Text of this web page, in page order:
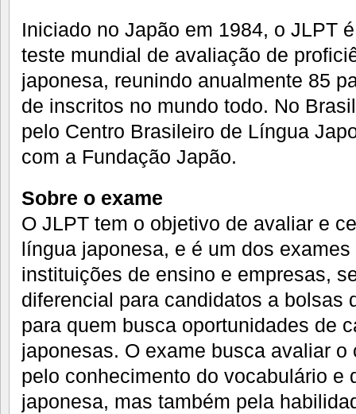
Iniciado no Japão em 1984, o JLPT
teste mundial de avaliação de
japonesa, reunindo anualmente 85
de inscritos no mundo todo. No
pelo Centro Brasileiro de Língua
com a Fundação Japão.
Sobre o exame
O JLPT tem o objetivo de avaliar e
língua japonesa, e é um dos
instituições de ensino e empresas,
diferencial para candidatos a bolsas
para quem busca oportunidades de
japonesas. O exame busca avaliar
pelo conhecimento do vocabulário e
japonesa, mas também pela